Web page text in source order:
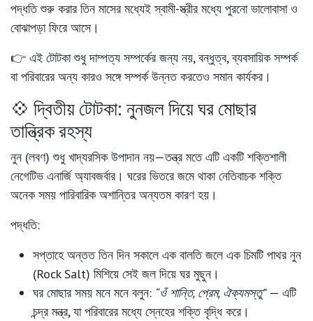
পদ্ধতি শুরু করার তিন মাসের মধ্যেই স্বামী-স্ত্রীর মধ্যে পুরনো ভালোবাসা ও
বোঝাপড়া ফিরে আসে।
👉 এই টোটকা শুধু দাম্পত্য সম্পর্কের জন্য নয়, বন্ধুত্ব, ব্যবসায়িক সম্পর্ক
বা পরিবারের অন্য কারও সঙ্গে সম্পর্ক উন্নত করতেও সমান কার্যকর।
💠 দ্বিতীয় টোটকা: নুনজল দিয়ে ঘর মোছার
তান্ত্রিক রহস্য
নুন (লবণ) শুধু খাদ্যরসিক উপাদান নয়—তন্ত্র মতে এটি একটি শক্তিশালী
নেগেটিভ এনার্জি অ্যাবজর্বার। ঘরের ভিতরে জমে থাকা নেতিবাচক শক্তি
অনেক সময় পারিবারিক অশান্তির অন্যতম কারণ হয়।
পদ্ধতি:
সপ্তাহে অন্তত তিন দিন সকালে এক বালতি জলে এক চিমটি পাথর নুন
(Rock Salt) মিশিয়ে সেই জল দিয়ে ঘর মুছুন।
ঘর মোছার সময় মনে মনে বলুন: “ওঁ শান্তি, প্রেম, ঐক্যমস্তু”— এটি
চন্দ্র মন্ত্র, যা পরিবারের মধ্যে স্নেহের শক্তি বৃদ্ধি করে।